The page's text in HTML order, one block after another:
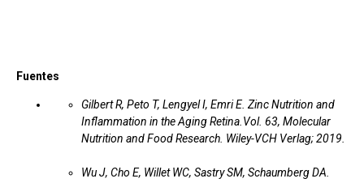
Fuentes
Gilbert R, Peto T, Lengyel I, Emri E. Zinc Nutrition and
Inflammation in the Aging Retina.Vol. 63, Molecular
Nutrition and Food Research. Wiley-VCH Verlag; 2019.
Wu J, Cho E, Willet WC, Sastry SM, Schaumberg DA.